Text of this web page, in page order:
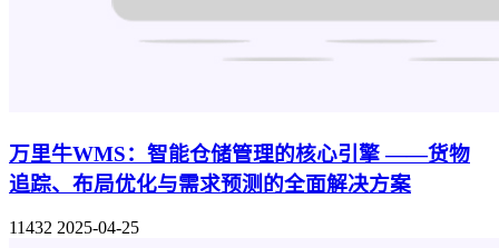
万里牛WMS：智能仓储管理的核心引擎 ——货物
追踪、布局优化与需求预测的全面解决方案
11432 2025-04-25